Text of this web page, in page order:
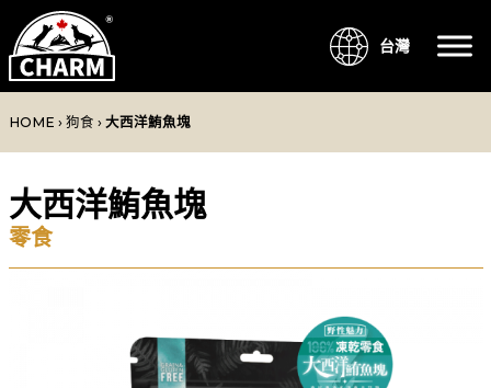
台灣
HOME › 狗食 › 大西洋鮪魚塊
大西洋鮪魚塊
零食